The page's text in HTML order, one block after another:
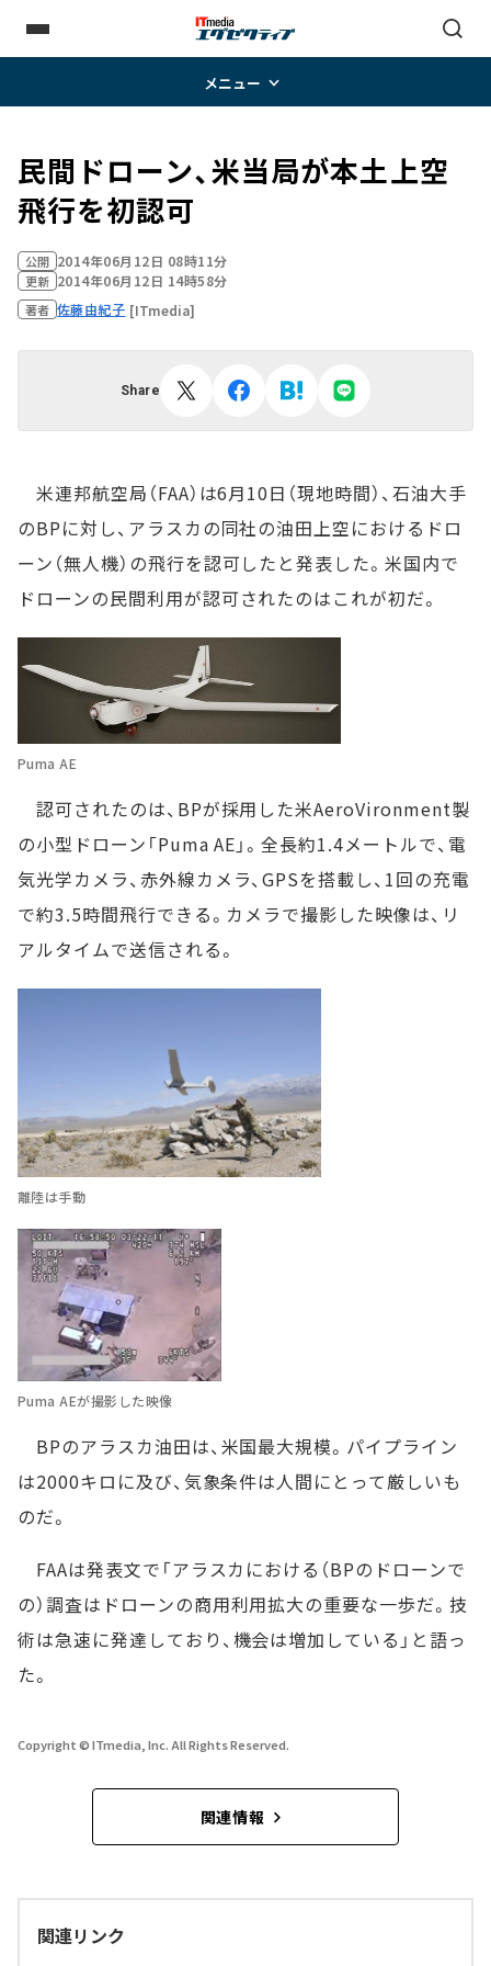
メニュー
民間ドローン、米当局が本土上空
飛行を初認可
公開 2014年06月12日 08時11分
更新 2014年06月12日 14時58分
著者 佐藤由紀子 [ITmedia]
Share
米連邦航空局（FAA）は6月10日（現地時間）、石油大手
のBPに対し、アラスカの同社の油田上空におけるドロ
ーン（無人機）の飛行を認可したと発表した。米国内で
ドローンの民間利用が認可されたのはこれが初だ。
Puma AE
認可されたのは、BPが採用した米AeroVironment製
の小型ドローン「Puma AE」。全長約1.4メートルで、電
気光学カメラ、赤外線カメラ、GPSを搭載し、1回の充電
で約3.5時間飛行できる。カメラで撮影した映像は、リ
アルタイムで送信される。
離陸は手動
Puma AEが撮影した映像
BPのアラスカ油田は、米国最大規模。パイプライン
は2000キロに及び、気象条件は人間にとって厳しいも
のだ。
FAAは発表文で「アラスカにおける（BPのドローンで
の）調査はドローンの商用利用拡大の重要な一歩だ。技
術は急速に発達しており、機会は増加している」と語っ
た。
Copyright © ITmedia, Inc. All Rights Reserved.
関連情報
関連リンク